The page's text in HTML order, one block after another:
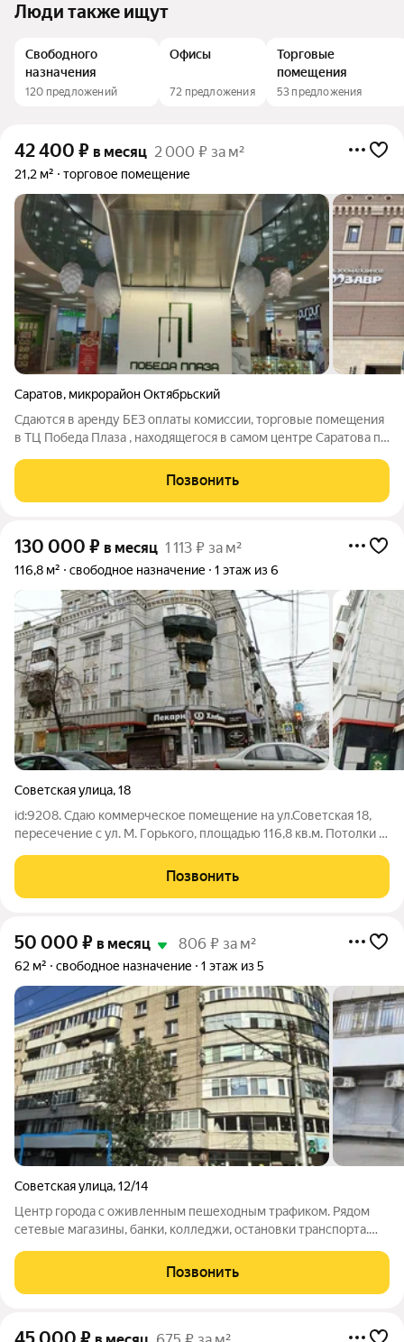
Люди также ищут
Свободного
назначения
120 предложений
Офисы
72 предложения
Торговые
помещения
53 предложения
42 400 ₽ в месяц 2 000 ₽ за м²
21,2 м² торговое помещение
Саратов, микрорайон Октябрьский
Сдаются в аренду БЕЗ оплаты комиссии, торговые помещения
в ТЦ Победа Плаза , находящегося в самом центре Саратова по
Пр-кт Столыпина, Мирный переулок, что обеспечивает:
пешеходный трафик около
Позвонить
130 000 ₽ в месяц 1 113 ₽ за м²
116,8 м² свободное назначение 1 этаж из 6
Советская улица,18
id:9208. Сдаю коммерческое помещение на ул.Советская 18,
пересечение с ул. М. Гoрькoго, плoщaдью 116,8 кв.м. Потолки 5
электроэнергии 30 кВт Большие витражные окна Парковка
Круглосуточный доступ.
Позвонить
50 000 ₽ в месяц 806 ₽ за м²
62 м² свободное назначение 1 этаж из 5
Советская улица,12/14
Центр города с оживленным пешеходным трафиком. Рядом
сетевые магазины, банки, колледжи, остановки транспорта.
назначения, бьюти студии, кофейни. Собственники готовы
предоставить разумные арендные
Позвонить